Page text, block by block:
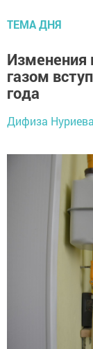
ТЕМА ДНЯ
Изменения
газом
года
Дифиза